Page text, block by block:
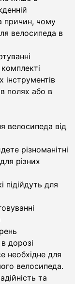
причин, чому
велосипеда в
інструментів
полях або в
велосипеда від
різноманітні
різних
підійдуть для
дорозі
необхідне для
велосипеда.
та